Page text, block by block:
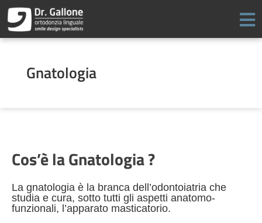
contenuto
Gnatologia
Cos’è la Gnatologia ?
La gnatologia è la branca dell’odontoiatria che
studia e cura, sotto tutti gli aspetti anatomo-
funzionali, l’apparato masticatorio.